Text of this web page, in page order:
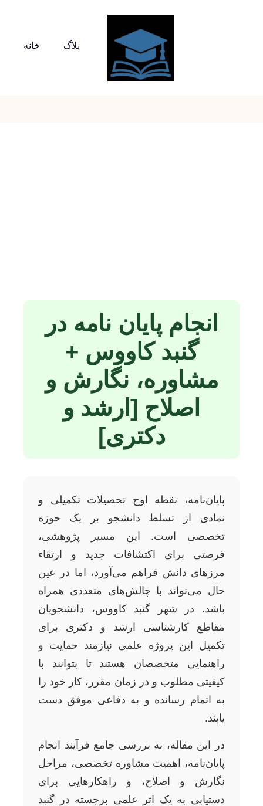
خانه بلاگ
انجام پایان نامه در
گنبد کاووس +
مشاوره، نگارش و
اصلاح [ارشد و
دکتری]
پایان‌نامه، نقطه اوج تحصیلات تکمیلی و
نمادی از تسلط دانشجو بر یک حوزه
تخصصی است. این مسیر پژوهشی،
فرصتی برای اکتشافات جدید و ارتقاء
مرزهای دانش فراهم می‌آورد، اما در عین
حال می‌تواند با چالش‌های متعددی همراه
باشد. در شهر گنبد کاووس، دانشجویان
مقاطع کارشناسی ارشد و دکتری برای
تکمیل این پروژه علمی نیازمند حمایت و
راهنمایی متخصصان هستند تا بتوانند با
کیفیتی مطلوب و در زمان مقرر، کار خود را
به اتمام رسانده و به دفاعی موفق دست
یابند.
در این مقاله، به بررسی جامع فرآیند انجام
پایان‌نامه، اهمیت مشاوره تخصصی، مراحل
نگارش و اصلاح، و راهکارهایی برای
دستیابی به یک اثر علمی برجسته در گنبد